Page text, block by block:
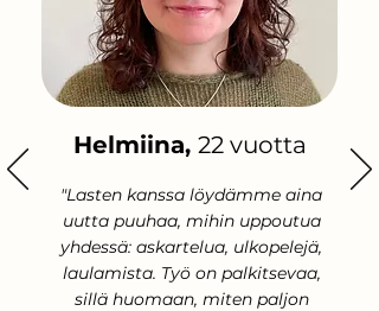
Helmiina, 22 vuotta
"Lasten kanssa löydämme aina
uutta puuhaa, mihin uppoutua
yhdessä: askartelua, ulkopelejä,
laulamista. Työ on palkitsevaa,
sillä huomaan, miten paljon